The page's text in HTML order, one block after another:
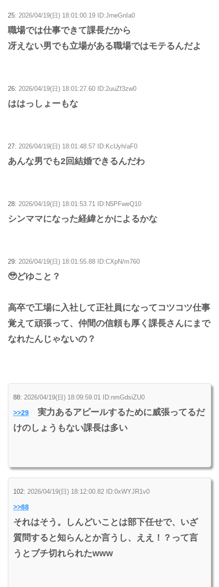
25: 2026/04/19(日) 18:01:00.19 ID:JrneGnIa0
職場では仕事できて課長だから
冴えない男でも立場がある職場ではモテるんだよ
26: 2026/04/19(日) 18:01:27.60 ID:2uuZf3zw0
ははっしょーもな
27: 2026/04/19(日) 18:01:48.57 ID:KcUyh/aF0
あんな男でも2回結婚できるんだわ
28: 2026/04/19(日) 18:01:53.71 ID:N5PFweQ10
シンママになった経緯とかによるかな
29: 2026/04/19(日) 18:01:55.88 ID:CXpN/m760
🥹どゆこと？
高卒で工場に入社して正社員になってコツコツ仕事
覚えて頑張って、仲間の信頼も厚く課長さんにまで
なれたんじゃないの？
88: 2026/04/19(日) 18:09:59.01 ID:nmGdsiZU0
>>29
実力あるアピールするために威張ってるだ
けのしょうもない課長は多い
102: 2026/04/19(日) 18:12:00.82 ID:0xWYJR1v0
>>88
それはそう。しんどいことは部下任せで、いざ
質問すると知らんとか言うし、ええ！？って言
うとブチ切れられたwww